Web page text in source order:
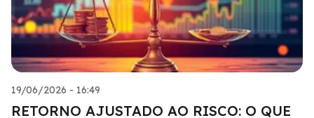
19/06/2026 - 16:49
RETORNO AJUSTADO AO RISCO: O QUE